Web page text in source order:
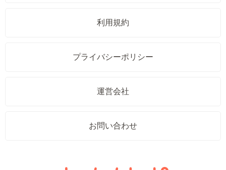
利用規約
プライバシーポリシー
運営会社
お問い合わせ